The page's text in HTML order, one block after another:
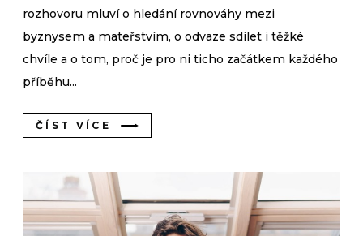
rozhovoru mluví o hledání rovnováhy mezi
byznysem a mateřstvím, o odvaze sdílet i těžké
chvíle a o tom, proč je pro ni ticho začátkem každého
příběhu...
ČÍST VÍCE